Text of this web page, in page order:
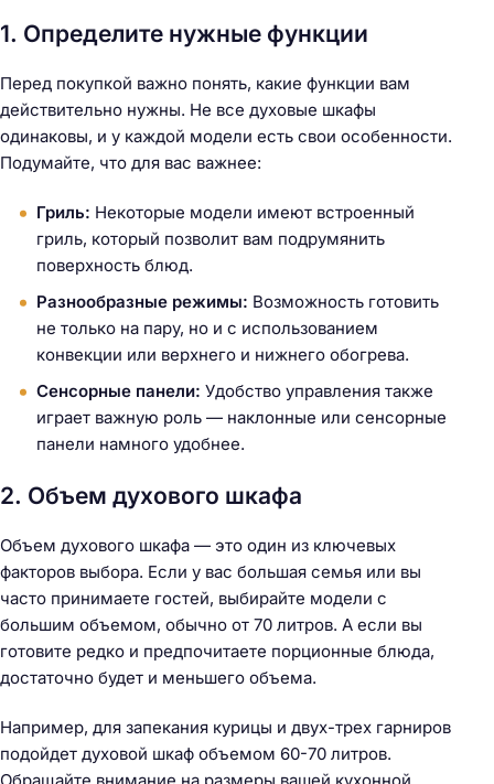
1. Определите нужные функции
Перед покупкой важно понять, какие функции вам
действительно нужны. Не все духовые шкафы
одинаковы, и у каждой модели есть свои особенности.
Подумайте, что для вас важнее:
Гриль: Некоторые модели имеют встроенный
гриль, который позволит вам подрумянить
поверхность блюд.
Разнообразные режимы: Возможность готовить
не только на пару, но и с использованием
конвекции или верхнего и нижнего обогрева.
Сенсорные панели: Удобство управления также
играет важную роль — наклонные или сенсорные
панели намного удобнее.
2. Объем духового шкафа
Объем духового шкафа — это один из ключевых
факторов выбора. Если у вас большая семья или вы
часто принимаете гостей, выбирайте модели с
большим объемом, обычно от 70 литров. А если вы
готовите редко и предпочитаете порционные блюда,
достаточно будет и меньшего объема.
Например, для запекания курицы и двух-трех гарниров
подойдет духовой шкаф объемом 60-70 литров.
Обращайте внимание на размеры вашей кухонной